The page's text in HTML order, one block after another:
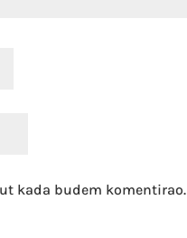
kada budem komentirao.